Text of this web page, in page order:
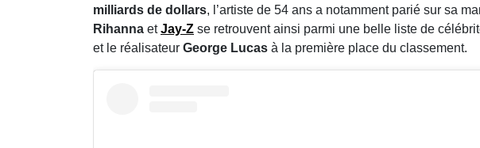
milliards de dollars, l’artiste de 54 ans a notamment parié sur sa
Rihanna etJay-Z se retrouvent ainsi parmi une belle liste de
et le réalisateur George Lucas à la première place du classement.